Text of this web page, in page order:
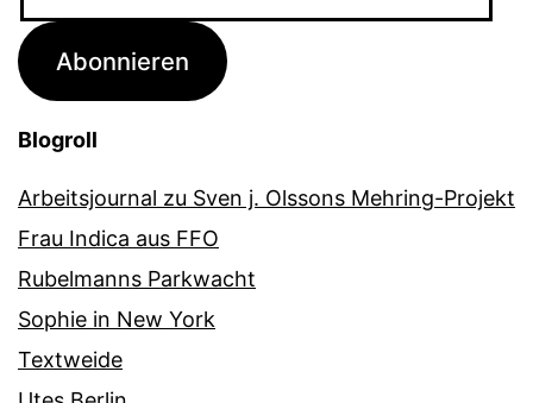
Adresse
Abonnieren
Blogroll
Arbeitsjournal zu Sven j. Olssons Mehring-Projekt
Frau Indica aus FFO
Rubelmanns Parkwacht
Sophie in New York
Textweide